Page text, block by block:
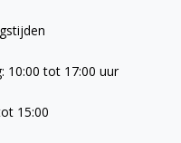
10:00 tot 17:00 uur
15:00